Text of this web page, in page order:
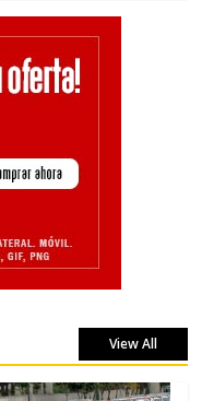
View All